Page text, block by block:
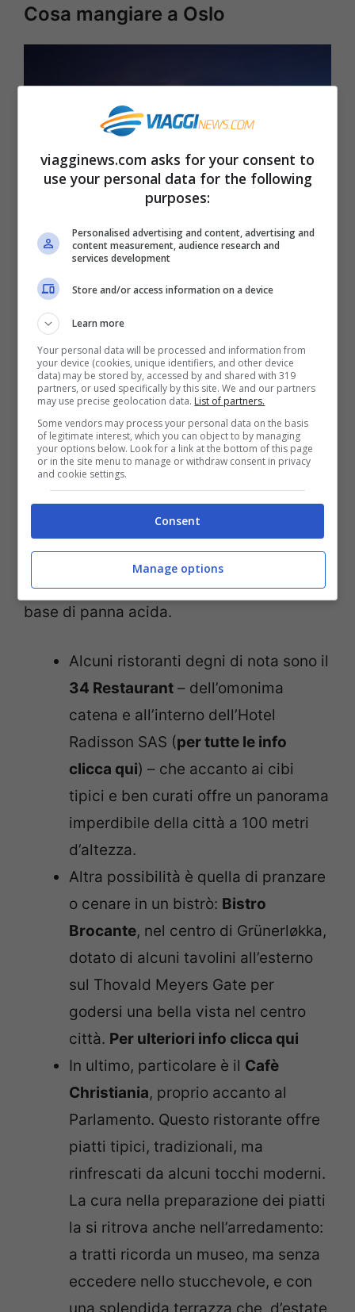
Cosa mangiare a Oslo
I piatti tipici della capitale sono,
ovviamente, legati allatradizione
marinaradellaNorvegia. Via libera quindi
a pranzi e cene a base di pesce: salmone,
merluzzo, aringhe, gamberetti…
Non manca lacarne
rispetto a quella che trovate sulle tavole
italiane. A Oslo si mangia carne di alce,
renna o cervo dal sapore forte e gustoso di
selvaggina, spesso arricchito dalla salsa a
base di panna acida.
Alcuni ristoranti degni di nota sono il
34 Restaurant – dell’omonima
catena e all’interno dell’Hotel
Radisson SAS (per tutte le info
clicca qui) – che accanto ai cibi
tipici e ben curati offre un panorama
imperdibile della città a 100 metri
d’altezza.
Altra possibilità è quella di pranzare
o cenare in un bistrò: Bistro
Brocante, nel centro di Grünerløkka,
dotato di alcuni tavolini all’esterno
sul Thovald Meyers Gate per
godersi una bella vista nel centro
città. Per ulteriori info clicca qui
In ultimo, particolare è il Cafè
Christiania, proprio accanto al
Parlamento. Questo ristorante offre
piatti tipici, tradizionali, ma
rinfrescati da alcuni tocchi moderni.
La cura nella preparazione dei piatti
la si ritrova anche nell’arredamento:
a tratti ricorda un museo, ma senza
eccedere nello stucchevole, e con
viagginews.com asks for your consent to
use your personal data for the following
purposes:
Personalised advertising and content, advertising and
content measurement, audience research and
services development
Store and/or access information on a device
Learn more
Your personal data will be processed and information from
your device (cookies, unique identifiers, and other device
data) may be stored by, accessed by and shared with 319
partners, or used specifically by this site. We and our partners
may use precise geolocation data. List of partners.
Some vendors may process your personal data on the basis
of legitimate interest, which you can object to by managing
your options below. Look for a link at the bottom of this page
or in the site menu to manage or withdraw consent in privacy
and cookie settings.
Consent
Manage options